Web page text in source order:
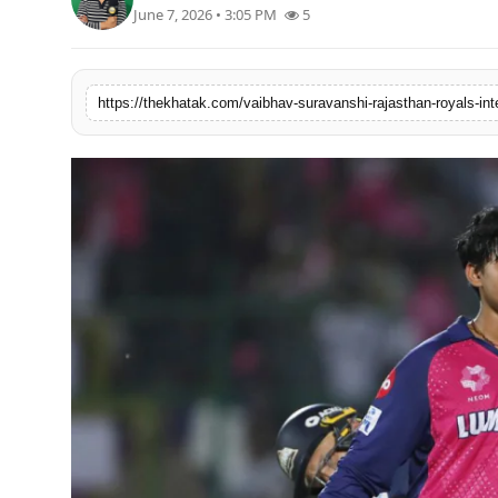
लाइफस्टाइल
अंतर्राष्ट्रीय
June 7, 2026 • 3:05 PM 5
https://thekhatak.com/vaibhav-suravanshi-rajasthan-royals-